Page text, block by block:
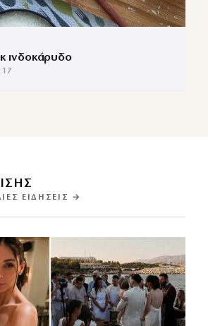
ινδοκάρυδο
ΕΙΔΉΣΕΙΣ →